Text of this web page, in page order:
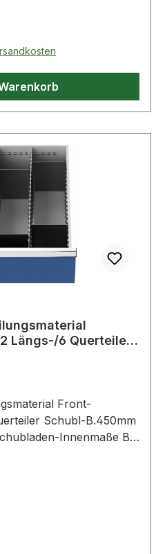
Längs-/6 Querteiler
Front-
Schubl-B.450mm
Innenmaße B